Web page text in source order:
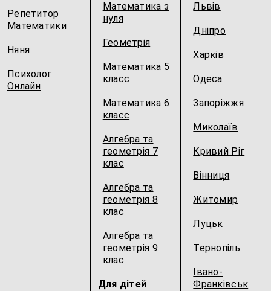
Репетитор
Математики
Няня
Психолог
Онлайн
Математика з
нуля
Геометрія
Математика 5
класс
Математика 6
класс
Алгебра та
геометрія 7
клас
Алгебра та
геометрія 8
клас
Алгебра та
геометрія 9
клас
Для дітей
Львів
Дніпро
Харків
Одеса
Запоріжжя
Миколаїв
Кривий Ріг
Вінниця
Житомир
Луцьк
Тернопіль
Івано-
Франківськ